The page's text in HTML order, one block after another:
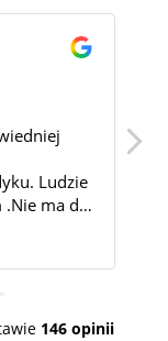
jaką
i
Sukces
i
z
146 opinii